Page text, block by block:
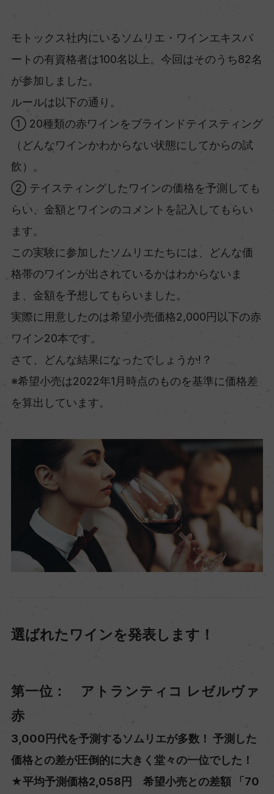
モトックス社内にいるソムリエ・ワインエキスパ
ートの有資格者は100名以上。今回はそのうち82名
が参加しました。
ルールは以下の通り。
① 20種類の赤ワインをブラインドテイスティング
（どんなワインかわからない状態にしてからの試
飲）。
② テイスティングしたワインの価格を予測しても
らい、金額とワインのコメントを記入してもらい
ます。
この実験に参加したソムリエたちには、どんな価
格帯のワインが出されているかはわからないま
ま、金額を予想してもらいました。
実際に用意したのは希望小売価格2,000円以下の赤
ワイン20本です。
さて、どんな結果になったでしょうか!？
※希望小売は2022年1月時点のものを基準に価格差
を算出しています。
選ばれたワインを発表します！
第一位： アトランティコ レゼルヴァ
赤
3,000円代を予測するソムリエが多数！ 予測した
価格との差が圧倒的に大きく堂々の一位でした！
★平均予測価格2,058円 希望小売との差額 「70